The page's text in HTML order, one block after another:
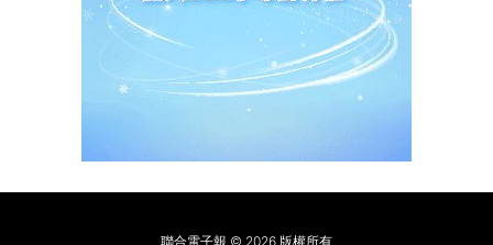
聯合電子報 © 2026 版權所有